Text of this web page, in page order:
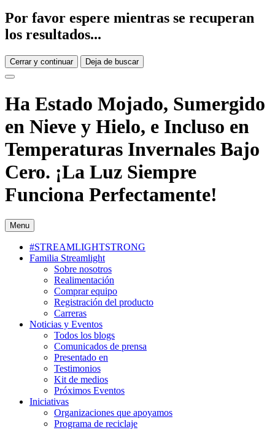
Por favor espere mientras se recuperan
los resultados...
Cerrar y continuar Deja de buscar
Ha Estado Mojado, Sumergido
en Nieve y Hielo, e Incluso en
Temperaturas Invernales Bajo
Cero. ¡La Luz Siempre
Funciona Perfectamente!
Menu
#STREAMLIGHTSTRONG
Familia Streamlight
Sobre nosotros
Realimentación
Comprar equipo
Registración del producto
Carreras
Noticias y Eventos
Todos los blogs
Comunicados de prensa
Presentado en
Testimonios
Kit de medios
Próximos Eventos
Iniciativas
Organizaciones que apoyamos
Programa de reciclaje